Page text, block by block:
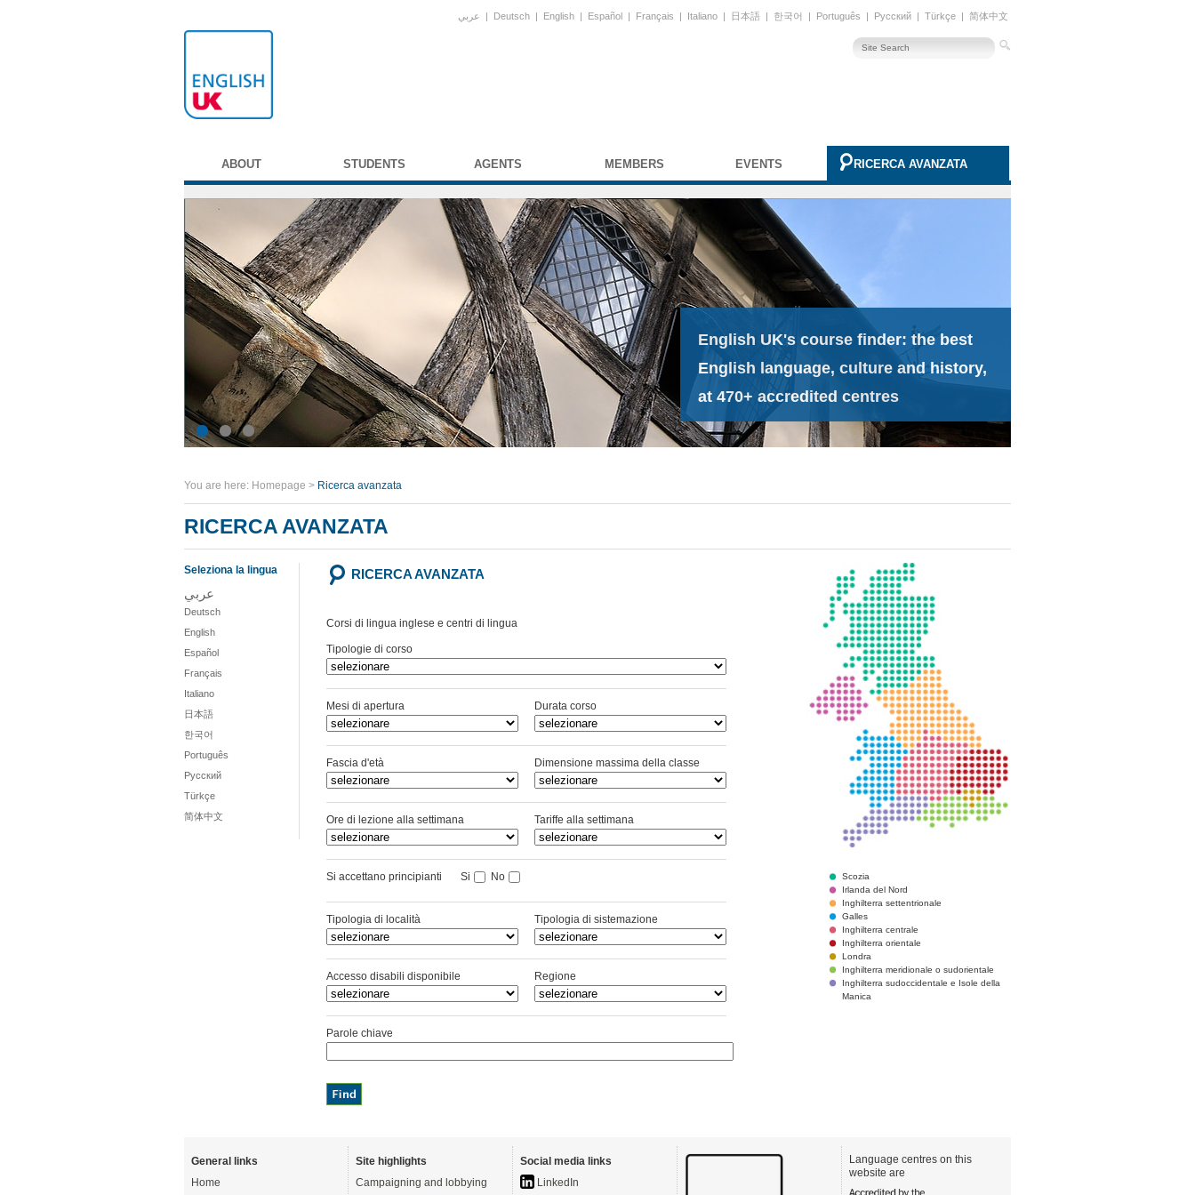
عربي | Deutsch | English | Español | Français | Italiano | 日本語 | 한국어 | Português | Русский | Türkçe | 简体中文
ABOUT STUDENTS AGENTS MEMBERS EVENTS RICERCA AVANZATA
English UK's course finder: the best
English language, culture and history,
at 470+ accredited centres
You are here: Homepage > Ricerca avanzata
RICERCA AVANZATA
Seleziona la lingua
عربي
Deutsch
English
Español
Français
Italiano
日本語
한국어
Português
Русский
Türkçe
简体中文
RICERCA AVANZATA
Corsi di lingua inglese e centri di lingua
Tipologie di corso
Mesi di apertura Durata corso
Fascia d'età Dimensione massima della classe
Ore di lezione alla settimana Tariffe alla settimana
Si accettano principianti Si No
Tipologia di località Tipologia di sistemazione
Accesso disabili disponibile Regione
Parole chiave
Scozia
Irlanda del Nord
Inghilterra settentrionale
Galles
Inghilterra centrale
Inghilterra orientale
Londra
Inghilterra meridionale o sudorientale
Inghilterra sudoccidentale e Isole della
Manica
General links
Home
Site highlights
Campaigning and lobbying
Social media links
LinkedIn
Language centres on this
website are